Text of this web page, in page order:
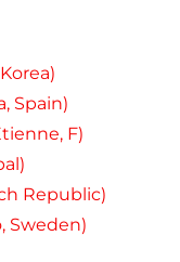
Spain)
F)
Republic)
Sweden)